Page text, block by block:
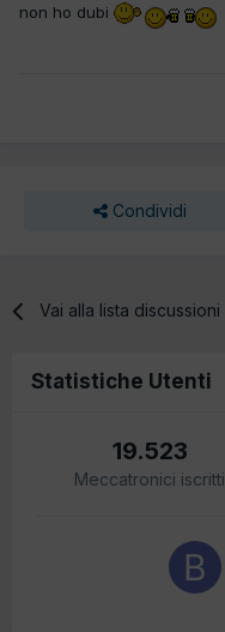
non ho dubi
Condividi
Vai alla lista discussioni
Statistiche Utenti
19.523
Meccatronici iscritti